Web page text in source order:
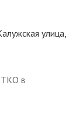
улица,
ТКО в